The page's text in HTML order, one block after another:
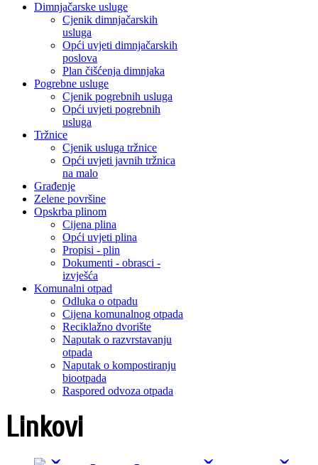
Dimnjačarske usluge
Cjenik dimnjačarskih
usluga
Opći uvjeti dimnjačarskih
poslova
Plan čišćenja dimnjaka
Pogrebne usluge
Cjenik pogrebnih usluga
Opći uvjeti pogrebnih
usluga
Tržnice
Cjenik usluga tržnice
Opći uvjeti javnih tržnica
na malo
Građenje
Zelene površine
Opskrba plinom
Cijena plina
Opći uvjeti plina
Propisi - plin
Dokumenti - obrasci -
izvješća
Komunalni otpad
Odluka o otpadu
Cijena komunalnog otpada
Reciklažno dvorište
Naputak o razvrstavanju
otpada
Naputak o kompostiranju
biootpada
Raspored odvoza otpada
Linkovi